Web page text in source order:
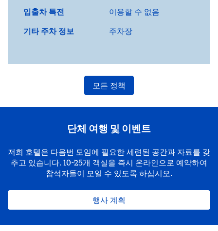
입출차 특전
이용할 수 없음
기타 주차 정보
주차장
모든 정책
단체 여행 및 이벤트
저희 호텔은 다음번 모임에 필요한 세련된 공간과 자료를 갖
추고 있습니다. 10~25개 객실을 즉시 온라인으로 예약하여
참석자들이 모일 수 있도록 하십시오.
행사 계획